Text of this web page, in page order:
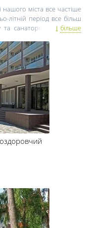
міста все частіше
літній період все більш
санаторії в Черкасах.
від міського шуму і гулу
не по кишені, бази
способів і варіантів
Черкас можуть слугувати
сім'єю, найкраще буде
А наявність різних
плануєте спільний
за ними, втрачаючи
місця розташування
допоможе сайт
заходи... Якщо база
важливо, щоб пляж був
лежаками тощо.
всю інформацію, яка
більше